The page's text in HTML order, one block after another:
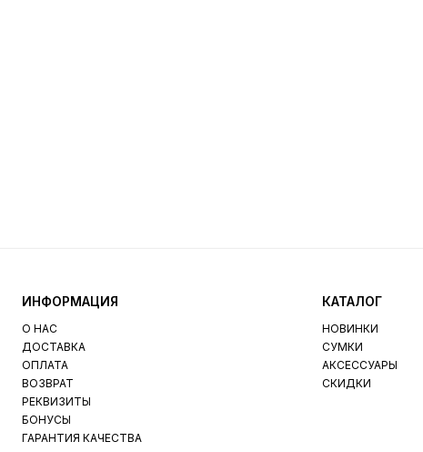
ИНФОРМАЦИЯ
О НАС
ДОСТАВКА
ОПЛАТА
ВОЗВРАТ
РЕКВИЗИТЫ
БОНУСЫ
ГАРАНТИЯ КАЧЕСТВА
КАТАЛОГ
НОВИНКИ
СУМКИ
АКСЕССУАРЫ
СКИДКИ